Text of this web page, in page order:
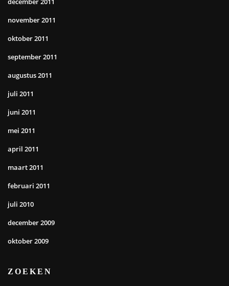
november 2011
oktober 2011
september 2011
augustus 2011
juli 2011
juni 2011
mei 2011
april 2011
maart 2011
februari 2011
juli 2010
december 2009
oktober 2009
ZOEKEN